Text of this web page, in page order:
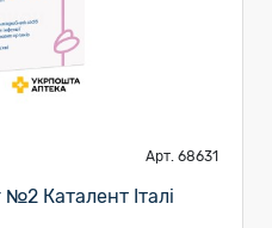
Арт. 68631
Каталент Італі